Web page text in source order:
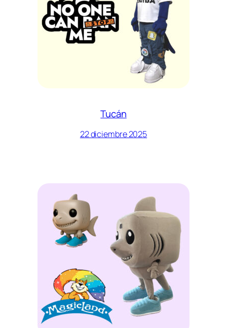
Tucán
22 diciembre 2025